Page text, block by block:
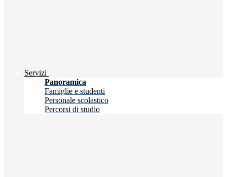
Servizi
Panoramica
Famiglie e studenti
Personale scolastico
Percorsi di studio